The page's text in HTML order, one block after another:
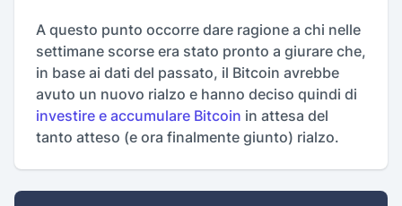
A questo punto occorre dare ragione a chi nelle
settimane scorse era stato pronto a giurare che,
in base ai dati del passato, il Bitcoin avrebbe
avuto un nuovo rialzo e hanno deciso quindi di
investire e accumulare Bitcoin in attesa del
tanto atteso (e ora finalmente giunto) rialzo.